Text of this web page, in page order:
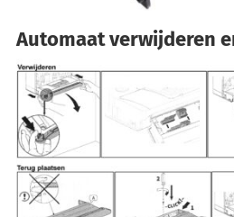
Automaat verwijderen